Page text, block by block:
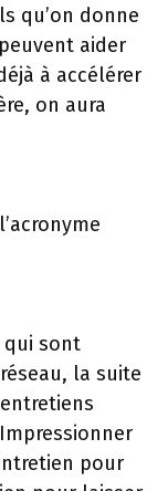
qu’on donne
aider
à accélérer
on aura
qui sont
la suite
pour